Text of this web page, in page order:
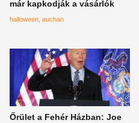
már kapkodják a vásárlók
halloween auchan
Őrület a Fehér Házban: Joe